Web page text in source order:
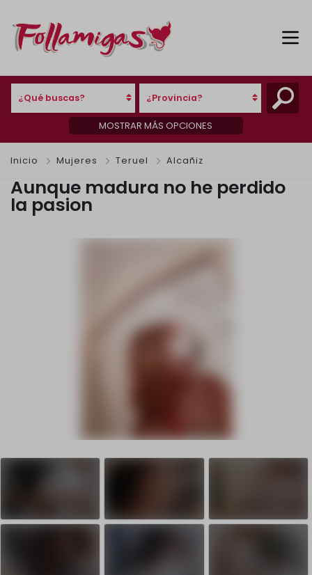
¿Qué buscas? ¿Provincia?
MOSTRAR MÁS OPCIONES
Inicio Mujeres Teruel Alcañiz
Aunque madura no he perdido
la pasion